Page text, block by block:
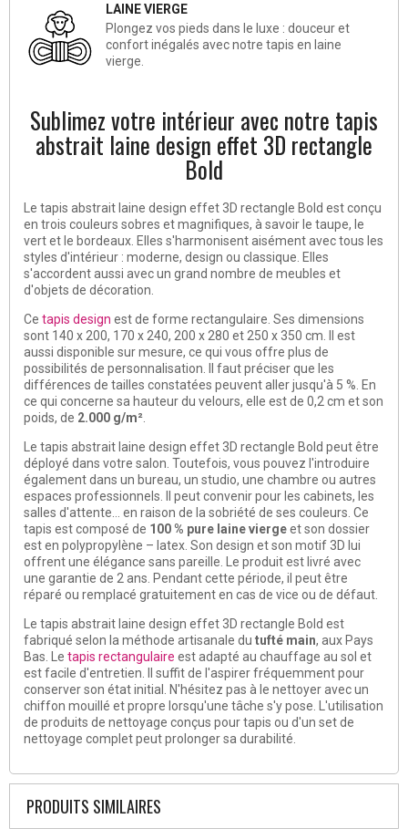
LAINE VIERGE
Plongez vos pieds dans le luxe : douceur et
confort inégalés avec notre tapis en laine
vierge.
Sublimez votre intérieur avec notre tapis
abstrait laine design effet 3D rectangle
Bold
Le tapis abstrait laine design effet 3D rectangle Bold est conçu
en trois couleurs sobres et magnifiques, à savoir le taupe, le
vert et le bordeaux. Elles s'harmonisent aisément avec tous les
styles d'intérieur : moderne, design ou classique. Elles
s'accordent aussi avec un grand nombre de meubles et
d'objets de décoration.
Ce tapis design est de forme rectangulaire. Ses dimensions
sont 140 x 200, 170 x 240, 200 x 280 et 250 x 350 cm. Il est
aussi disponible sur mesure, ce qui vous offre plus de
possibilités de personnalisation. Il faut préciser que les
différences de tailles constatées peuvent aller jusqu'à 5 %. En
ce qui concerne sa hauteur du velours, elle est de 0,2 cm et son
poids, de 2.000 g/m²
Le tapis abstrait laine design effet 3D rectangle Bold peut être
déployé dans votre salon. Toutefois, vous pouvez l'introduire
également dans un bureau, un studio, une chambre ou autres
espaces professionnels. Il peut convenir pour les cabinets, les
salles d'attente… en raison de la sobriété de ses couleurs. Ce
tapis est composé de 100 % pure laine viergeet son dossier
est en polypropylène – latex. Son design et son motif 3D lui
offrent une élégance sans pareille. Le produit est livré avec
une garantie de 2 ans. Pendant cette période, il peut être
réparé ou remplacé gratuitement en cas de vice ou de défaut.
Le tapis abstrait laine design effet 3D rectangle Bold est
fabriqué selon la méthode artisanale du tufté main, aux Pays
Bas. Le tapis rectangulaire est adapté au chauffage au sol et
est facile d'entretien. Il suffit de l'aspirer fréquemment pour
conserver son état initial. N'hésitez pas à le nettoyer avec un
chiffon mouillé et propre lorsqu'une tâche s'y pose. L'utilisation
de produits de nettoyage conçus pour tapis ou d'un set de
nettoyage complet peut prolonger sa durabilité.
PRODUITS SIMILAIRES